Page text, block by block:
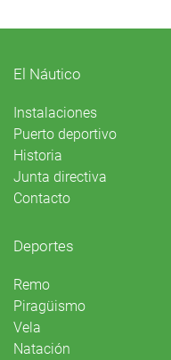
El Náutico
Instalaciones
Puerto deportivo
Historia
Junta directiva
Contacto
Deportes
Remo
Piragüismo
Vela
Natación